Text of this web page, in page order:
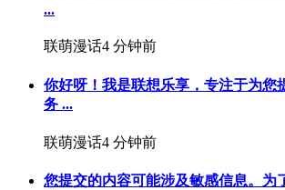
...
联萌漫话4 分钟前
你好呀！我是联想乐享，专注于为您
务 ...
联萌漫话4 分钟前
您提交的内容可能涉及敏感信息。为